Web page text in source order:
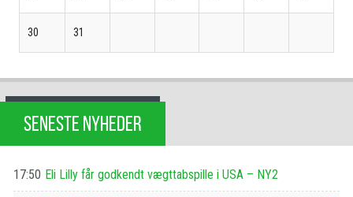
30 31
SENESTE NYHEDER
17:50 Eli Lilly får godkendt vægttabspille i USA – NY2